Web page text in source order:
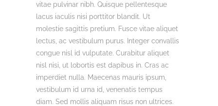
vitae pulvinar nibh. Quisque pellentesque
lacus iaculis nisi porttitor blandit. Ut
molestie sagittis pretium. Fusce vitae aliquet
lectus, ac vestibulum purus. Integer convallis
congue nisl id vulputate. Curabitur aliquet
nisl nisi, ut lobortis est dapibus in. Cras ac
imperdiet nulla. Maecenas mauris ipsum,
vestibulum id urna id, venenatis tempus
diam. Sed mollis aliquam risus non ultrices.